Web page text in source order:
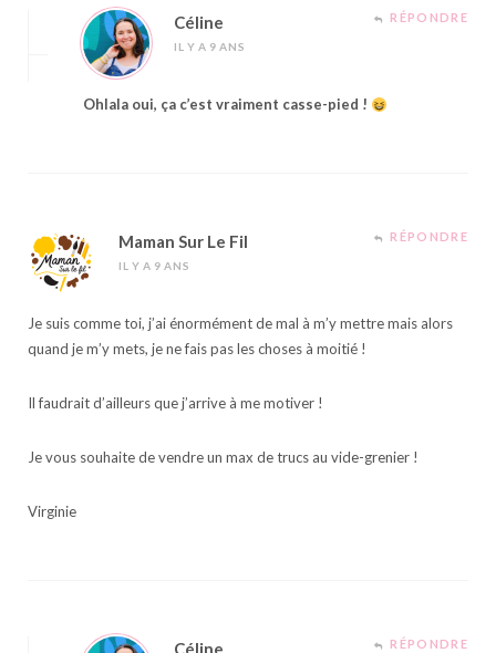
Céline
IL Y A 9 ANS
RÉPONDRE
Ohlala oui, ça c’est vraiment casse-pied !
Maman Sur Le Fil
IL Y A 9 ANS
RÉPONDRE
Je suis comme toi, j’ai énormément de mal à m’y mettre mais alors
quand je m’y mets, je ne fais pas les choses à moitié !
Il faudrait d’ailleurs que j’arrive à me motiver !
Je vous souhaite de vendre un max de trucs au vide-grenier !
Virginie
Céline RÉPONDRE